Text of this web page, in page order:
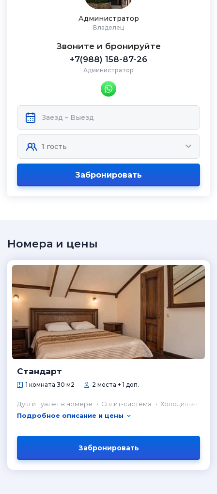
Администратор
Владелец
Звоните и бронируйте
+7(988) 158-87-26
Администратор
Забронировать
Номера и цены
Стандарт
1 комната 30 м2 2 места + 1 доп.
Душ и туалет в номере Сплит-система
Холодильник в
Подробное описание и цены
Забронировать